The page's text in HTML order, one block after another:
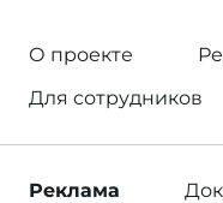
О проекте
Для сотрудников
Реклама